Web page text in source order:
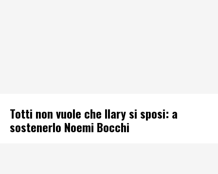
Totti non vuole che Ilary si sposi: a
sostenerlo Noemi Bocchi